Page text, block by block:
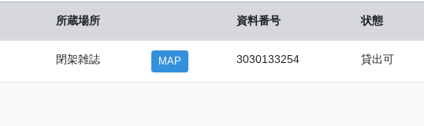
所蔵場所 資料番号 状態
閉架雑誌 MAP 3030133254 貸出可